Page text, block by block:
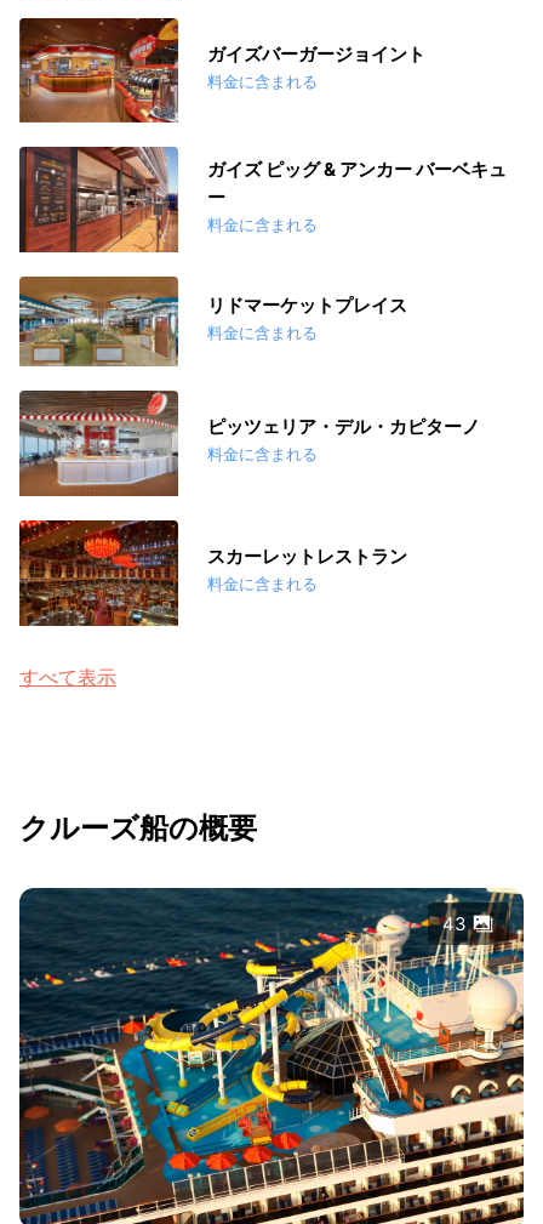
ガイズバーガージョイント
料金に含まれる
ガイズ ピッグ & アンカー バーベキュ
ー
料金に含まれる
リドマーケットプレイス
料金に含まれる
ピッツェリア・デル・カピターノ
料金に含まれる
スカーレットレストラン
料金に含まれる
すべて表示
クルーズ船の概要
43